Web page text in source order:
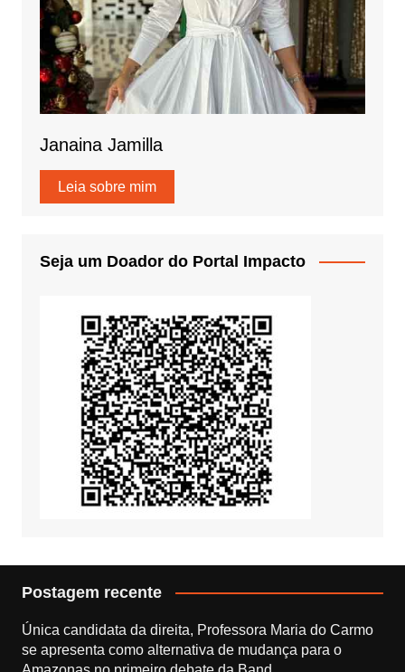
Janaina Jamilla
Leia sobre mim
Seja um Doador do Portal Impacto
Postagem recente
Única candidata da direita, Professora Maria do Carmo
se apresenta como alternativa de mudança para o